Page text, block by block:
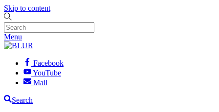
Skip to content
Menu
Facebook
YouTube
Mail
Search